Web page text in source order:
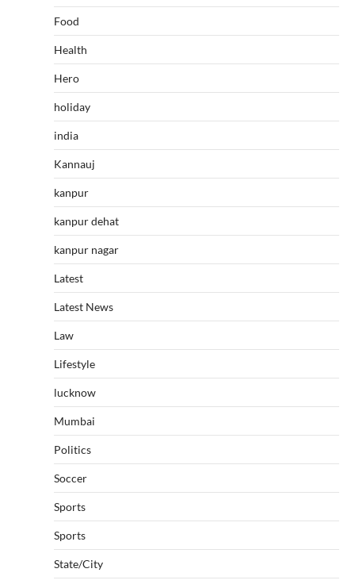
Food
Health
Hero
holiday
india
Kannauj
kanpur
kanpur dehat
kanpur nagar
Latest
Latest News
Law
Lifestyle
lucknow
Mumbai
Politics
Soccer
Sports
Sports
State/City